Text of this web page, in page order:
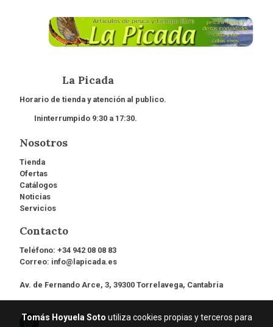
La Picada
Horario de tienda y atención al publico.
Ininterrumpido 9:30 a 17:30.
Nosotros
Tienda
Ofertas
Catálogos
Noticias
Servicios
Contacto
Teléfono: +34 942 08 08 83
Correo: info@lapicada.es
Av. de Fernando Arce, 3, 39300 Torrelavega, Cantabria
Tomás Hoyuela Soto utiliza cookies propias y terceros para